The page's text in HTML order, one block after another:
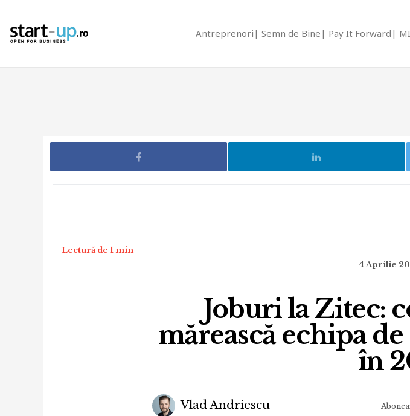
Antreprenori Semn de Bine Pay It Forward
Lectură de 1 min
4 Aprilie
Joburi la Zitec:
mărească echipa
în
Vlad Andriescu